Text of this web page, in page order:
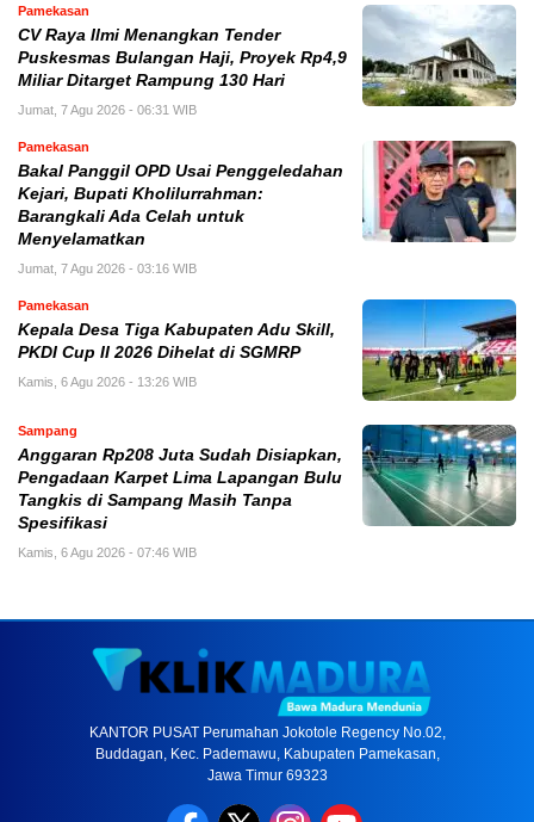
Pamekasan
CV Raya Ilmi Menangkan Tender
Puskesmas Bulangan Haji, Proyek Rp4,9
Miliar Ditarget Rampung 130 Hari
Jumat, 7 Agu 2026 - 06:31 WIB
Pamekasan
Bakal Panggil OPD Usai Penggeledahan
Kejari, Bupati Kholilurrahman:
Barangkali Ada Celah untuk
Menyelamatkan
Jumat, 7 Agu 2026 - 03:16 WIB
Pamekasan
Kepala Desa Tiga Kabupaten Adu Skill,
PKDI Cup II 2026 Dihelat di SGMRP
Kamis, 6 Agu 2026 - 13:26 WIB
Sampang
Anggaran Rp208 Juta Sudah Disiapkan,
Pengadaan Karpet Lima Lapangan Bulu
Tangkis di Sampang Masih Tanpa
Spesifikasi
Kamis, 6 Agu 2026 - 07:46 WIB
KANTOR PUSAT Perumahan Jokotole Regency No.02,
Buddagan, Kec. Pademawu, Kabupaten Pamekasan,
Jawa Timur 69323